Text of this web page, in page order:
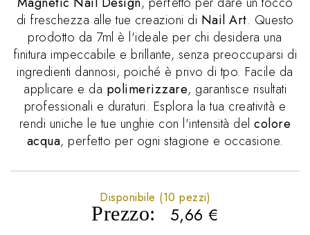
di freschezza alle tue creazioni di Nail Art. Questo
prodotto da 7ml è l'ideale per chi desidera una
finitura impeccabile e brillante, senza preoccuparsi di
ingredienti dannosi, poiché è privo di tpo. Facile da
applicare e da polimerizzare, garantisce risultati
professionali e duraturi. Esplora la tua creatività e
rendi uniche le tue unghie con l'intensità delcolore
acqua, perfetto per ogni stagione e occasione.
Prezzo: 5,66€
Disponibile (10 pezzi)